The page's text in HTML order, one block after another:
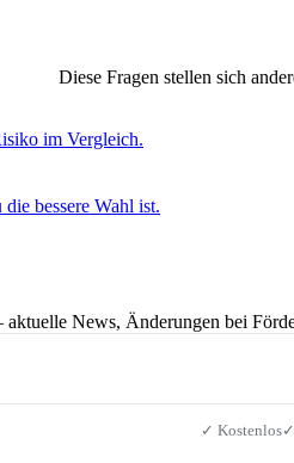
Diese Fragen stellen sich
im Vergleich.
bessere Wahl ist.
News, Änderungen bei
✓ Kostenlos✓